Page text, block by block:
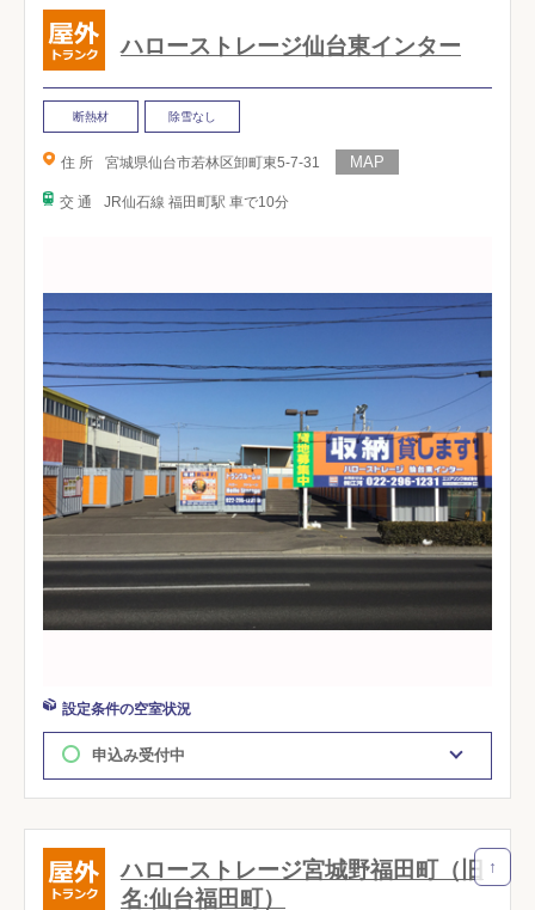
↑
ハローストレージ仙台東インター
断熱材 除雪なし
住 所 宮城県仙台市若林区卸町東5-7-31
交 通 JR仙石線 福田町駅 車で10分
設定条件の空室状況
申込み受付中
ハローストレージ宮城野福田町（旧
名:仙台福田町）